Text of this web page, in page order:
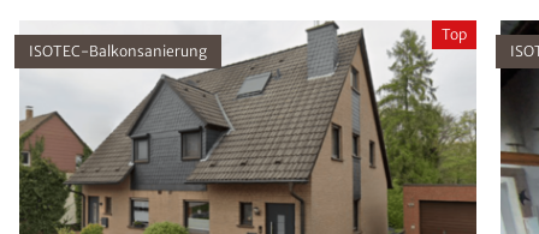
ISOTEC-Balkonsanierung
Top